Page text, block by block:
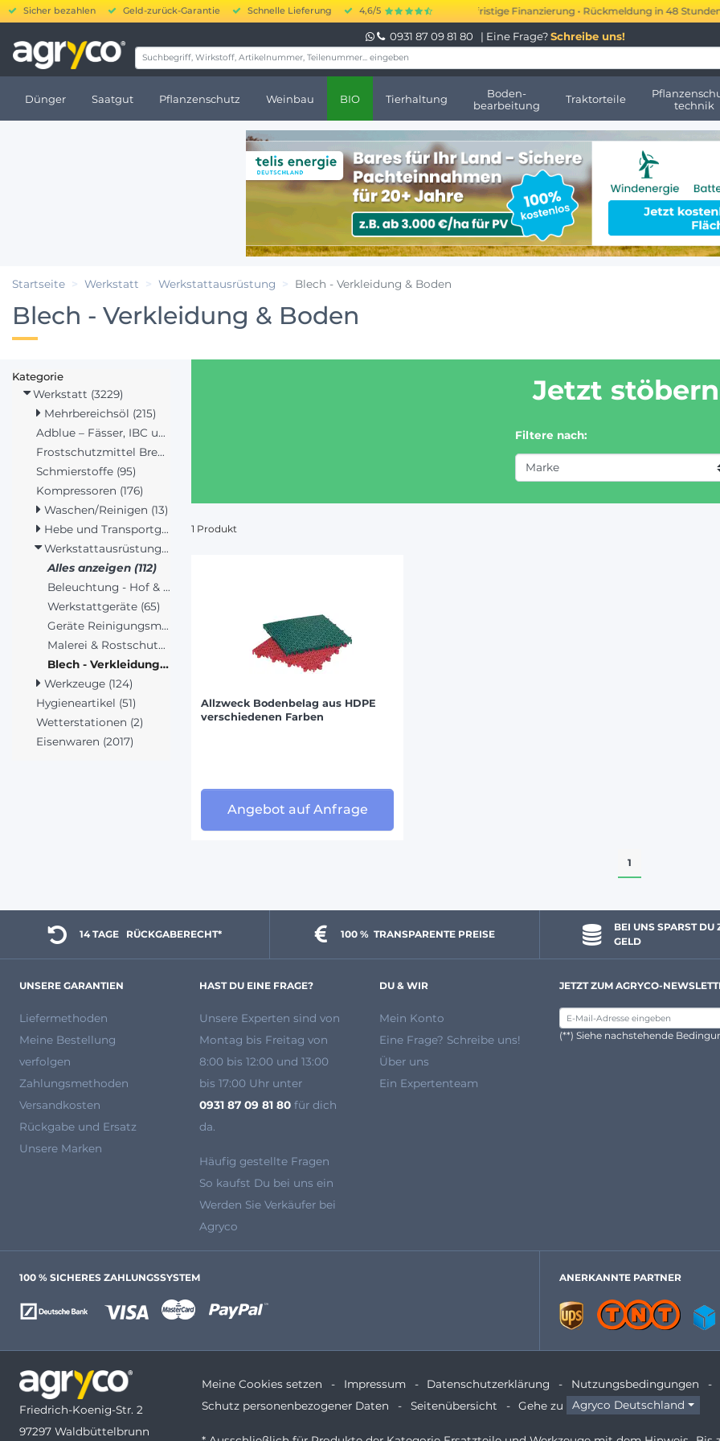
Sicher bezahlen Geld-zurück-Garantie Schnelle Lieferung 4,6/5
20.000 bis 250.000 € kurzfristige Finanzierung • Rückmeldung in 48 Stunden •
0931 87 09 81 80 | Eine Frage? Schreibe uns!
Dünger Saatgut Pflanzenschutz Weinbau BIO Tierhaltung
Boden-
bearbeitung
Traktorteile
technik
Startseite Werkstatt Werkstattausrüstung Blech - Verkleidung & Boden
Blech - Verkleidung & Boden
Kategorie
Werkstatt (3229)
Mehrbereichsöl (215)
Adblue – Fässer, IBC und Kanister (2)
Frostschutzmittel Brems- und Kühlflüssigkeit (22)
Schmierstoffe (95)
Kompressoren (176)
Waschen/Reinigen (13)
Hebe und Transportgeräte (129)
Werkstattausrüstung (112)
Alles anzeigen (112)
Beleuchtung - Hof & Stall (15)
Werkstattgeräte (65)
Geräte Reinigungsmittel (26)
Malerei & Rostschutz (5)
Blech - Verkleidung & Boden (1)
Werkzeuge (124)
Hygieneartikel (51)
Wetterstationen (2)
Eisenwaren (2017)
Jetzt
Filtere nach:
1 Produkt
Allzweck Bodenbelag aus HDPE
verschiedenen Farben
Angebot auf Anfrage
1
14 TAGE
  RÜCKGABERECHT*
100 % TRANSPARENTE PREISE
BEI UNS SPARST DU
GELD
UNSERE GARANTIEN
Liefermethoden
Meine Bestellung
verfolgen
Zahlungsmethoden
Versandkosten
Rückgabe und Ersatz
Unsere Marken
HAST DU EINE FRAGE?
Unsere Experten sind von
Montag bis Freitag von
8:00 bis 12:00 und 13:00
bis 17:00 Uhr unter
0931 87 09 81 80 für dich
da.
Häufig gestellte Fragen
So kaufst Du bei uns ein
Werden Sie Verkäufer bei
Agryco
DU & WIR
Mein Konto
Eine Frage? Schreibe uns!
Über uns
Ein Expertenteam
JETZT ZUM AGRYCO-
(**) Siehe nachstehende
100 % SICHERES ZAHLUNGSSYSTEM ANERKANNTE PARTNER
Friedrich-Koenig-Str. 2
97297 Waldbüttelbrunn
Meine Cookies setzen Impressum Datenschutzerklärung Nutzungsbedingungen
Schutz personenbezogener Daten
Seitenübersicht Gehe zu Agryco Deutschland